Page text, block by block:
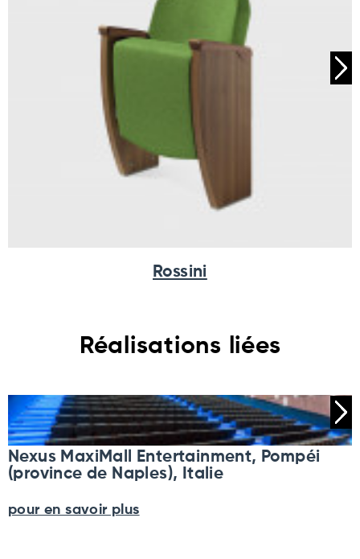
Rossini
Réalisations liées
Nexus MaxiMall Entertainment, Pompéi
(province de Naples), Italie
pour en savoir plus